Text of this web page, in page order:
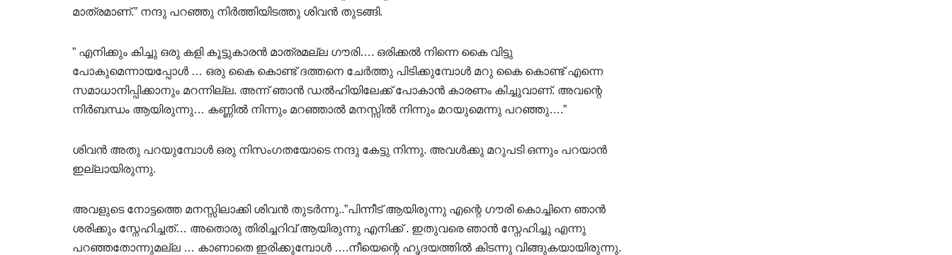
മാത്രമാണ്.” നന്ദു പറഞ്ഞു നിർത്തിയിടത്തു ശിവൻ തുടങ്ങി.
” എനിക്കും കിച്ചു ഒരു കളി കൂട്ടുകാരൻ മാത്രമല്ല ഗൗരി…. ഒരിക്കൽ നിന്നെ കൈ വിട്ടു
പോകുമെന്നായപ്പോൾ … ഒരു കൈ കൊണ്ട് ദത്തനെ ചേർത്തു പിടിക്കുമ്പോൾ മറു കൈ കൊണ്ട് എന്നെ
സമാധാനിപ്പിക്കാനും മറന്നില്ല. അന്ന് ഞാൻ ഡൽഹിയിലേക്ക് പോകാൻ കാരണം കിച്ചുവാണ്. അവന്റെ
നിർബന്ധം ആയിരുന്നു… കണ്ണിൽ നിന്നും മറഞ്ഞാൽ മനസ്സിൽ നിന്നും മറയുമെന്നു പറഞ്ഞു….”
ശിവൻ അതു പറയുമ്പോൾ ഒരു നിസംഗതയോടെ നന്ദു കേട്ടു നിന്നു. അവൾക്കു മറുപടി ഒന്നും പറയാൻ
ഇല്ലായിരുന്നു.
അവളുടെ നോട്ടത്തെ മനസ്സിലാക്കി ശിവൻ തുടർന്നു..”പിന്നീട് ആയിരുന്നു എന്റെ ഗൗരി കൊച്ചിനെ ഞാൻ
ശരിക്കും സ്നേഹിച്ചത്… അതൊരു തിരിച്ചറിവ് ആയിരുന്നു എനിക്ക് . ഇതുവരെ ഞാൻ സ്നേഹിച്ചു എന്നു
പറഞ്ഞതോന്നുമല്ല … കാണാതെ ഇരിക്കുമ്പോൾ ….നീയെന്റെ ഹൃദയത്തിൽ കിടന്നു വിങ്ങുകയായിരുന്നു.